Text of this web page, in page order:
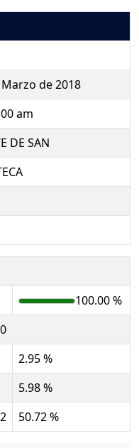
de 2018
am
DE SAN
100.00 %
2.95 %
5.98 %
50.72 %